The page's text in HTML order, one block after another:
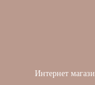
Интернет